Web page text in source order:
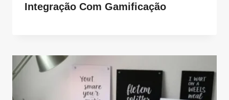
Integração Com Gamificação